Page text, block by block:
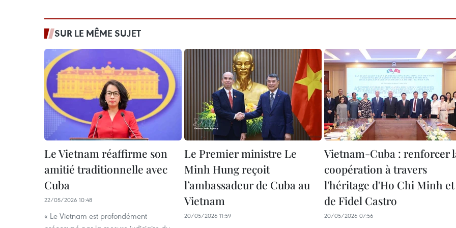
SUR LE MÊME SUJET
Le Vietnam réaffirme son
amitié traditionnelle avec
Cuba
22/05/2026 10:48
« Le Vietnam est profondément
Le Premier ministre Le
Minh Hung reçoit
l’ambassadeur de Cuba au
Vietnam
20/05/2026 11:59
Vietnam-Cuba : renforcer
coopération à travers
l'héritage d'Ho Chi Minh et
de Fidel Castro
20/05/2026 07:56